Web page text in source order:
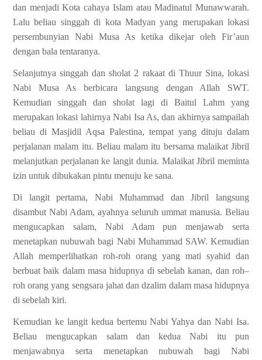
dan menjadi Kota cahaya Islam atau Madinatul Munawwarah.
Lalu beliau singgah di kota Madyan yang merupakan lokasi
persembunyian Nabi Musa As ketika dikejar oleh Fir’aun
dengan bala tentaranya.
Selanjutnya singgah dan sholat 2 rakaat di Thuur Sina, lokasi
Nabi Musa As berbicara langsung dengan Allah SWT.
Kemudian singgah dan sholat lagi di Baitul Lahm yang
merupakan lokasi lahirnya Nabi Isa As, dan akhirnya sampailah
beliau di Masjidil Aqsa Palestina, tempat yang dituju dalam
perjalanan malam itu. Beliau malam itu bersama malaikat Jibril
melanjutkan perjalanan ke langit dunia. Malaikat Jibril meminta
izin untuk dibukakan pintu menuju ke sana.
Di langit pertama, Nabi Muhammad dan Jibril langsung
disambut Nabi Adam, ayahnya seluruh ummat manusia. Beliau
mengucapkan salam, Nabi Adam pun menjawab serta
menetapkan nubuwah bagi Nabi Muhammad SAW. Kemudian
Allah memperlihatkan roh-roh orang yang mati syahid dan
berbuat baik dalam masa hidupnya di sebelah kanan, dan roh–
roh orang yang sengsara jahat dan dzalim dalam masa hidupnya
di sebelah kiri.
Kemudian ke langit kedua bertemu Nabi Yahya dan Nabi Isa.
Beliau mengucapkan salam dan kedua Nabi itu pun
menjawabnya serta menetapkan nubuwah bagi Nabi